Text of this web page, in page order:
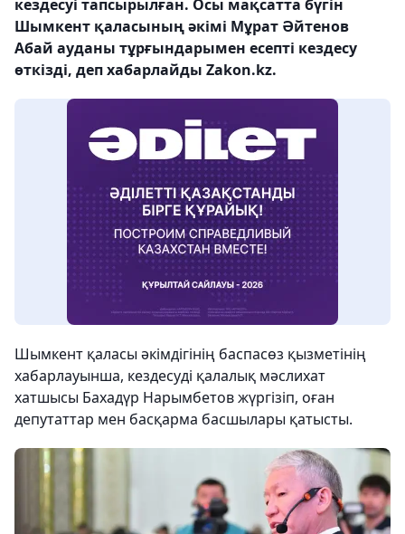
кездесуі тапсырылған. Осы мақсатта бүгін
Шымкент қаласының әкімі Мұрат Әйтенов
Абай ауданы тұрғындарымен есепті кездесу
өткізді, деп хабарлайды Zakon.kz.
Шымкент қаласы әкімдігінің баспасөз қызметінің
хабарлауынша, кездесуді қалалық мәслихат
хатшысы Бахадүр Нарымбетов жүргізіп, оған
депутаттар мен басқарма басшылары қатысты.